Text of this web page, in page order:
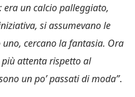
un calcio palleggiato,
si assumevano le
cercano la fantasia. Ora
più attenta rispetto al
un po’ passati di moda”.